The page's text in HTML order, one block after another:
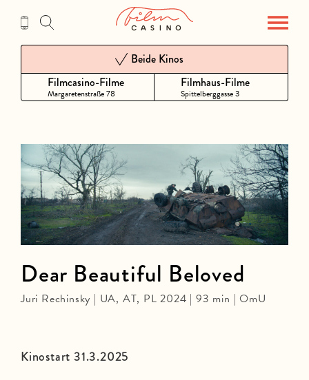
Inhalt
Filmcasino-Filme
Margaretenstraße 78
Beide Kinos
Filmhaus-Filme
Spittelberggasse 3
Kinostart 31.3.2025
Dear Beautiful Beloved
Juri Rechinsky | UA, AT, PL 2024 | 93 min | OmU